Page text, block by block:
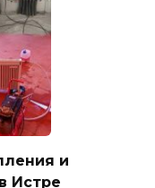
и
Истре